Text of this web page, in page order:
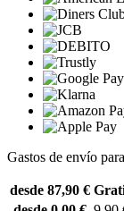
Gastos de envío
desde 87,90 €